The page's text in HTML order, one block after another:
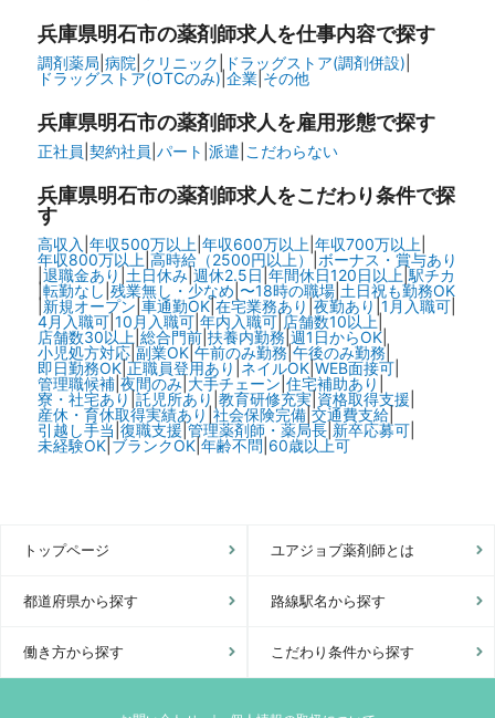
兵庫県明石市の薬剤師求人を仕事内容で探す
調剤薬局 病院 クリニック ドラッグストア(調剤併設)
ドラッグストア(OTCのみ)| 企業| その他
兵庫県明石市の薬剤師求人を雇用形態で探す
正社員 契約社員 パート 派遣 こだわらない
兵庫県明石市の薬剤師求人をこだわり条件で探
す
高収入 年収500万以上 年収600万以上 年収700万以上
年収800万以上 高時給（2500円以上）| ボーナス・賞与あり
退職金あり 土日休み| 週休2.5日 年間休日120日以上 駅チカ
|転勤なし 残業無し・少なめ 〜18時の職場| 土日祝も勤務OK
|新規オープン 車通勤OK|在宅業務あり 夜勤あり 1月入職可|
4月入職可| 10月入職可| 年内入職可| 店舗数10以上|
店舗数30以上 総合門前| 扶養内勤務 週1日からOK|
小児処方対応| 副業OK| 午前のみ勤務| 午後のみ勤務|
即日勤務OK| 正職員登用あり ネイルOK| WEB面接可|
管理職候補| 夜間のみ| 大手チェーン 住宅補助あり
寮・社宅あり 託児所あり 教育研修充実| 資格取得支援
産休・育休取得実績あり 社会保険完備| 交通費支給|
引越し手当 復職支援 |管理薬剤師・薬局長| 新卒応募可|
未経験OK| ブランクOK| 年齢不問 60歳以上可
トップページ ユアジョブ薬剤師とは
都道府県から探す 路線駅名から探す
働き方から探す こだわり条件から探す